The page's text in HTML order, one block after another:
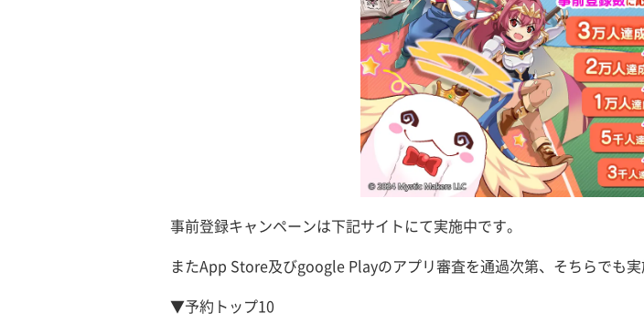
事前登録キャンペーンは下記サイトにて実施中です。
またApp Store及びgoogle Playのアプリ審査を通過次第、そちらでも
▼予約トップ10